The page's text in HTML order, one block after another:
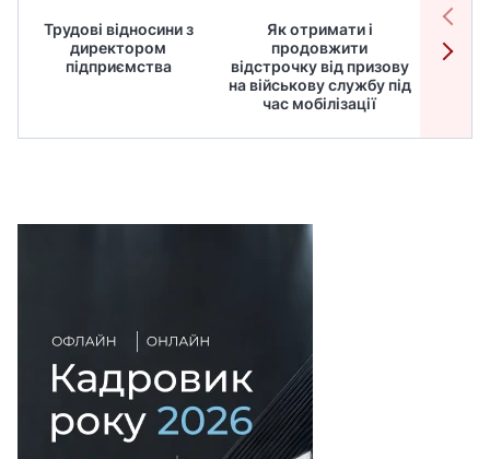
Трудові відносини з
директором
підприємства
Як отримати і
продовжити
відстрочку від призову
на військову службу під
час мобілізації